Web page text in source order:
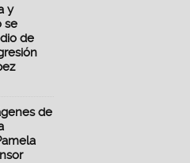
y
se
de
de